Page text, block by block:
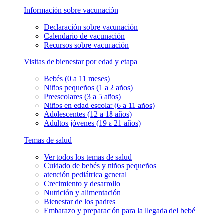
Información sobre vacunación
Declaración sobre vacunación
Calendario de vacunación
Recursos sobre vacunación
Visitas de bienestar por edad y etapa
Bebés (0 a 11 meses)
Niños pequeños (1 a 2 años)
Preescolares (3 a 5 años)
Niños en edad escolar (6 a 11 años)
Adolescentes (12 a 18 años)
Adultos jóvenes (19 a 21 años)
Temas de salud
Ver todos los temas de salud
Cuidado de bebés y niños pequeños
atención pediátrica general
Crecimiento y desarrollo
Nutrición y alimentación
Bienestar de los padres
Embarazo y preparación para la llegada del bebé